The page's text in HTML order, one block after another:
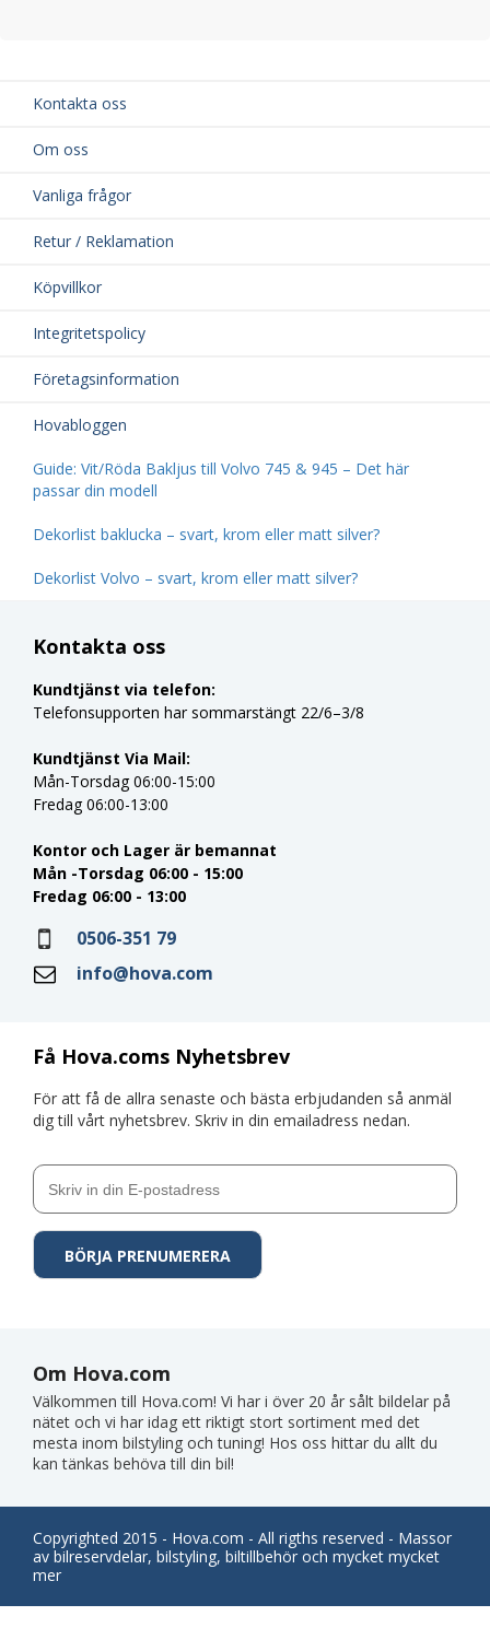
Kontakta oss
Om oss
Vanliga frågor
Retur / Reklamation
Köpvillkor
Integritetspolicy
Företagsinformation
Hovabloggen
Guide: Vit/Röda Bakljus till Volvo 745 & 945 – Det här
passar din modell
Dekorlist baklucka – svart, krom eller matt silver?
Dekorlist Volvo – svart, krom eller matt silver?
Få Hova.coms Nyhetsbrev
För att få de allra senaste och bästa erbjudanden så anmäl
dig till vårt nyhetsbrev. Skriv in din emailadress nedan.
Kontakta oss
Kundtjänst via telefon:
Telefonsupporten har sommarstängt 22/6–3/8
Kundtjänst Via Mail:
Mån-Torsdag 06:00-15:00
Fredag 06:00-13:00
Kontor och Lager är bemannat
Mån -Torsdag 06:00 - 15:00
Fredag 06:00 - 13:00
0506-351 79
info@hova.com
Om Hova.com
Välkommen till Hova.com! Vi har i över 20 år sålt bildelar på
nätet och vi har idag ett riktigt stort sortiment med det
mesta inom bilstyling och tuning! Hos oss hittar du allt du
kan tänkas behöva till din bil!
Copyrighted 2015 - Hova.com - All rigths reserved - Massor
av bilreservdelar, bilstyling, biltillbehör och mycket mycket
mer